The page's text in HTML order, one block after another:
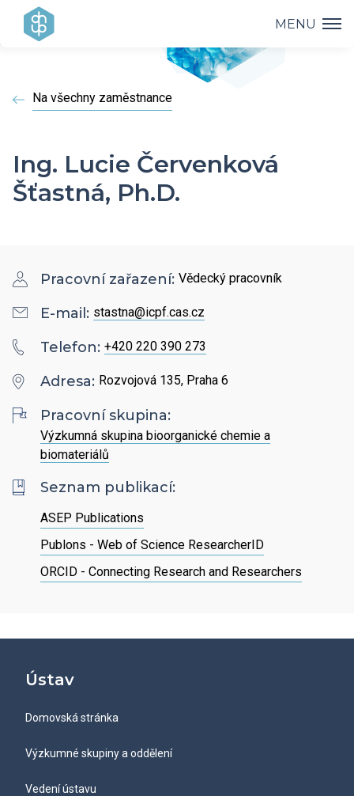
MENU
Vedení ústavu
Výzkumné skupiny a oddělení
HR Award
Ombudsman a ombudsmanka ÚCHP
Veřejné zakázky
Výzkum
Vědecké úspěchy
Aplikovaný výzkum
Přehled projektů
Interní grantová agentura
Přednášky
Bažantova konference
Hálovy přednášky
PhD Studium
Open Science
Popularizace
Kontakty
Nabídky zaměstnání
Hledat
EN
Na všechny zaměstnance
Ing. Lucie Červenková
Šťastná, Ph.D.
Pracovní zařazení: Vědecký pracovník
E-mail: stastna@icpf.cas.cz
Telefon: +420 220 390 273
Adresa: Rozvojová 135, Praha 6
Pracovní skupina:
Výzkumná skupina bioorganické chemie a
biomateriálů
Seznam publikací:
ASEP Publications
Publons - Web of Science ResearcherID
ORCID - Connecting Research and Researchers
Ústav
Domovská stránka
Výzkumné skupiny a oddělení
Vedení ústavu